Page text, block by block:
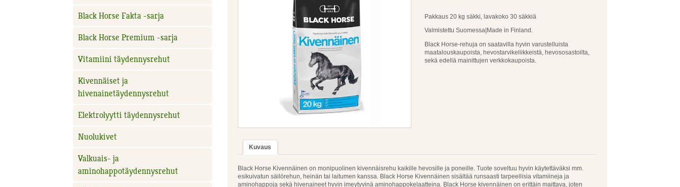
Black Horse Fakta -sarja
Black Horse Premium -sarja
Vitamiini täydennysrehut
Kivennäiset ja
hivenainetäydennysrehut
Elektrolyytti täydennysrehut
Nuolukivet
Valkuais- ja
aminohappotäydennysrehut
Pakkaus 20 kg säkki, lavakoko 30 säkkiä
Valmistettu Suomessa|Made in Finland.
Black Horse-rehuja on saatavilla hyvin varustelluista
maatalouskaupoista, hevostarvikeliikkeistä, hevososastoilta,
sekä edellä mainittujen verkkokaupoista.
Kuvaus
Black Horse Kivennäinen on monipuolinen kivennäisrehu kaikille hevosille ja poneille. Tuote soveltuu hyvin käytettäväksi mm.
esikuivatun säilörehun, heinän tai laitumen kanssa. Black Horse Kivennäinen sisältää runsaasti tarpeellisia vitamiineja ja
aminohappoja sekä hivenaineet hyvin imeytyvinä aminohappokelaatteina. Black Horse kivennäinen on erittäin maittava, joten